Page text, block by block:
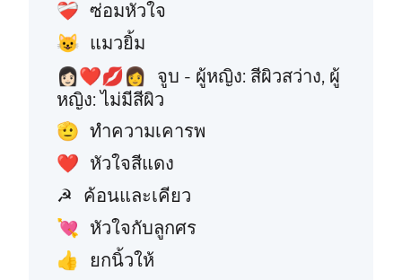
❤️‍🩹 ซ่อมหัวใจ
😺 แมวยิ้ม
👩🏻‍❤️‍💋‍👩
จูบ - ผู้หญิง: สีผิวสว่าง, ผู้
หญิง: ไม่มีสีผิว
🫡 ทำความเคารพ
❤️ หัวใจสีแดง
☭ ค้อนและเคียว
💘 หัวใจกับลูกศร
👍 ยกนิ้วให้